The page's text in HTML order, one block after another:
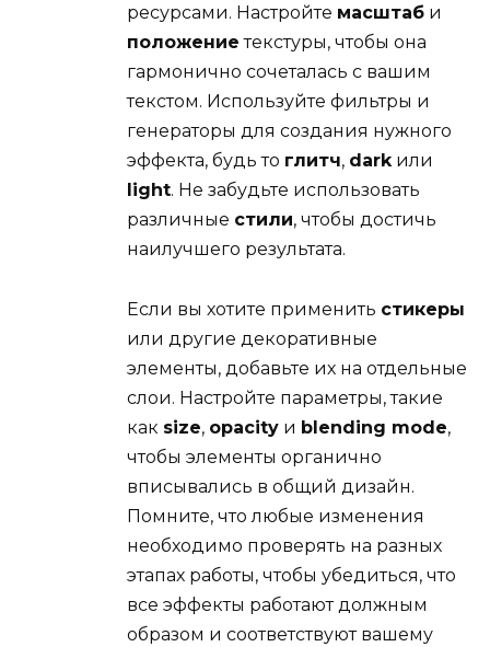
ресурсами. Настройте масштаб и
положение текстуры, чтобы она
гармонично сочеталась с вашим
текстом. Используйте фильтры и
генераторы для создания нужного
эффекта, будь то глитч, darkили
light. Не забудьте использовать
различные стили, чтобы достичь
наилучшего результата.
Если вы хотите применить стикеры
или другие декоративные
элементы, добавьте их на отдельные
слои. Настройте параметры, такие
как size, opacity и blending mode,
чтобы элементы органично
вписывались в общий дизайн.
Помните, что любые изменения
необходимо проверять на разных
этапах работы, чтобы убедиться, что
все эффекты работают должным
образом и соответствуют вашему